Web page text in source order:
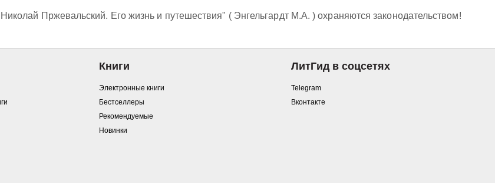
Пржевальский. Его жизнь и путешествия" ( Энгельгардт М.А. ) охраняются законодательством!
Книги
Электронные книги
Бестселлеры
Рекомендуемые
Новинки
ЛитГид в соцсетях
Telegram
Вконтакте